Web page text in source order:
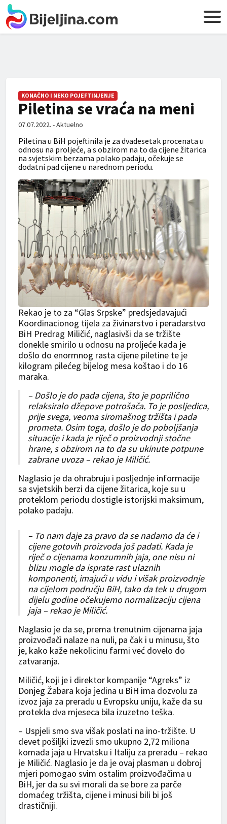
KONAČNO I NEKO POJEFTINJENJE
Piletina se vraća na meni
07.07.2022. - Aktuelno
Piletina u BiH pojeftinila je za dvadesetak procenata u
odnosu na proljeće, a s obzirom na to da cijene žitarica
na svjetskim berzama polako padaju, očekuje se
dodatni pad cijene u narednom periodu.
Rekao je to za “Glas Srpske” predsjedavajući
Koordinacionog tijela za živinarstvo i peradarstvo
BiH Predrag Miličić, naglasivši da se tržište
donekle smirilo u odnosu na proljeće kada je
došlo do enormnog rasta cijene piletine te je
kilogram pilećeg bijelog mesa koštao i do 16
maraka.
– Došlo je do pada cijena, što je poprilično
relaksiralo džepove potrošača. To je posljedica,
prije svega, veoma siromašnog tržišta i pada
prometa. Osim toga, došlo je do poboljšanja
situacije i kada je riječ o proizvodnji stočne
hrane, s obzirom na to da su ukinute potpune
zabrane uvoza – rekao je Miličić.
Naglasio je da ohrabruju i posljednje informacije
sa svjetskih berzi da cijene žitarica, koje su u
proteklom periodu dostigle istorijski maksimum,
polako padaju.
– To nam daje za pravo da se nadamo da će i
cijene gotovih proizvoda još padati. Kada je
riječ o cijenama konzumnih jaja, one nisu ni
blizu mogle da isprate rast ulaznih
komponenti, imajući u vidu i višak proizvodnje
na cijelom području BiH, tako da tek u drugom
dijelu godine očekujemo normalizaciju cijena
jaja – rekao je Miličić.
Naglasio je da se, prema trenutnim cijenama jaja
proizvođači nalaze na nuli, pa čak i u minusu, što
je, kako kaže nekolicinu farmi već dovelo do
zatvaranja.
Miličić, koji je i direktor kompanije “Agreks” iz
Donjeg Žabara koja jedina u BiH ima dozvolu za
izvoz jaja za preradu u Evropsku uniju, kaže da su
protekla dva mjeseca bila izuzetno teška.
– Uspjeli smo sva višak poslati na ino-tržište. U
devet pošiljki izvezli smo ukupno 2,72 miliona
komada jaja u Hrvatsku i Italiju za preradu – rekao
je Miličić. Naglasio je da je ovaj plasman u dobroj
mjeri pomogao svim ostalim proizvođačima u
BiH, jer da su svi morali da se bore za parče
domaćeg tržišta, cijene i minusi bili bi još
drastičniji.